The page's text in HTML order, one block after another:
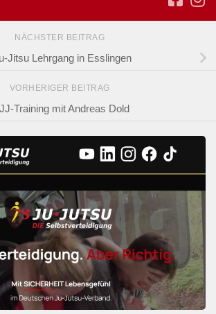
NÄCHSTER BEITRAG
Jitsu Lehrgang in Esslingen
VORHERIGER BEITRAG
Training mit Andreas Dold